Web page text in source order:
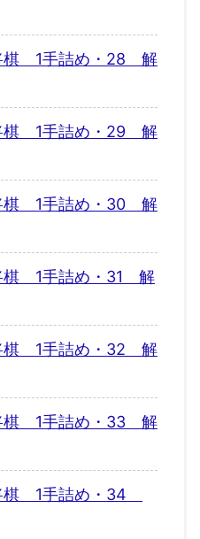
棋 1手詰め・28 解
棋 1手詰め・29 解
棋 1手詰め・30 解
棋 1手詰め・31 解
棋 1手詰め・32 解
棋 1手詰め・33 解
棋 1手詰め・34